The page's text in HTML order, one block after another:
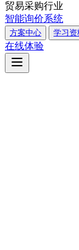
贸易采购行业
智能询价系统
方案中心 学习资
在线体验